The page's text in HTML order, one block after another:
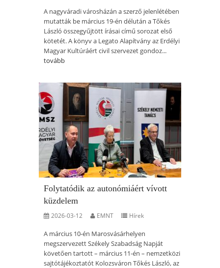
A nagyváradi városházán a szerző jelenlétében
mutatták be március 19-én délután a Tőkés
László összegyűjtött írásai című sorozat első
kötetét. A könyv a Legato Alapítvány az Erdélyi
Magyar Kultúráért civil szervezet gondoz...
tovább
Folytatódik az autonómiáért vívott
küzdelem
2026-03-12 EMNT Hírek
A március 10-én Marosvásárhelyen
megszervezett Székely Szabadság Napját
követően tartott – március 11-én – nemzetközi
sajtótájékoztatót Kolozsváron Tőkés László, az